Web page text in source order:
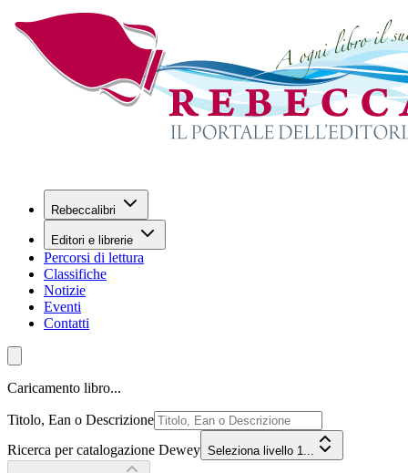
Rebeccalibri
Editori e librerie
Percorsi di lettura
Classifiche
Notizie
Eventi
Contatti
Caricamento libro...
Titolo, Ean o Descrizione
Ricerca per catalogazione Dewey Seleziona livello 1...